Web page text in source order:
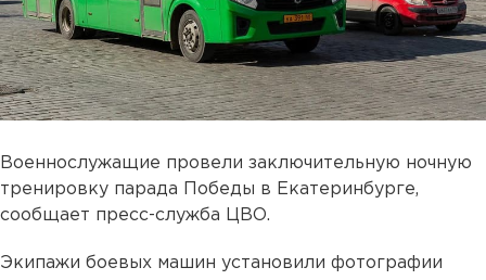
Военнослужащие провели заключительную ночную
тренировку парада Победы в Екатеринбурге,
сообщает пресс-служба ЦВО.
Экипажи боевых машин установили фотографии